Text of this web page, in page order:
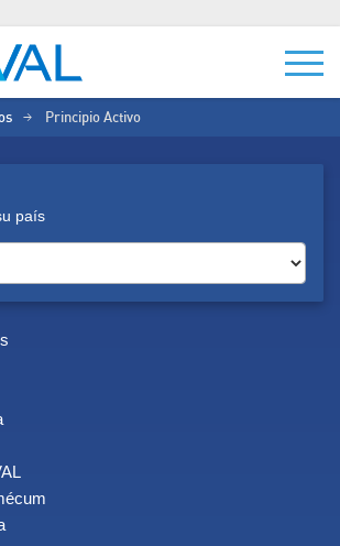
> Principio Activo
país